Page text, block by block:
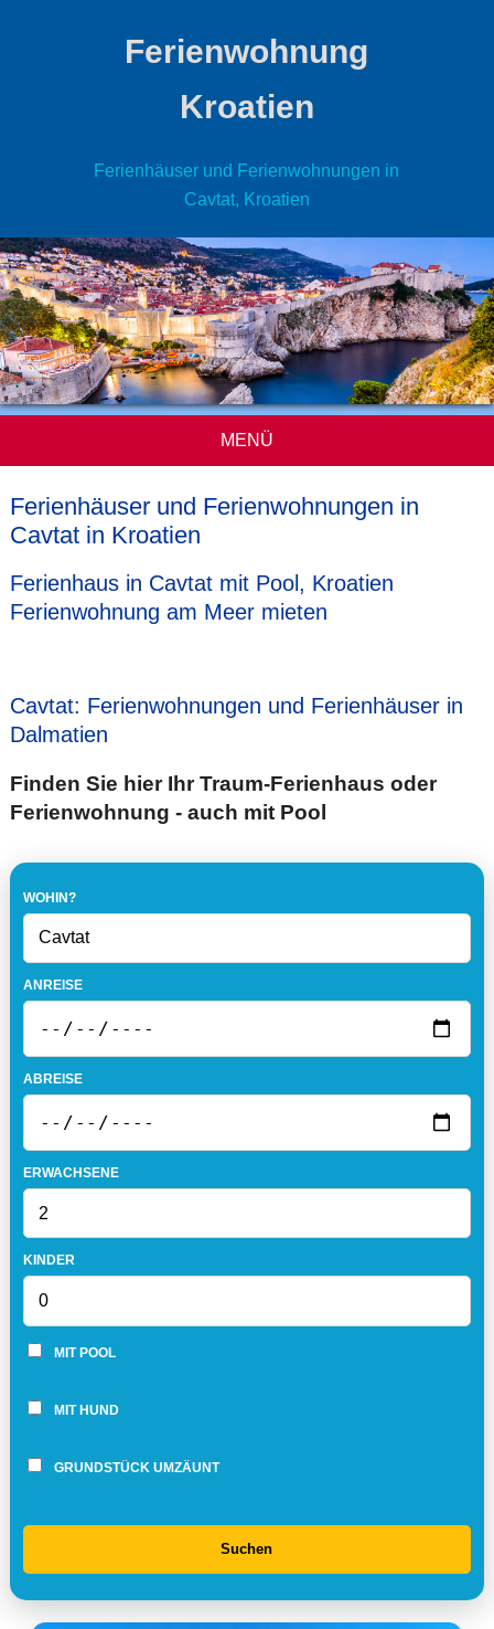
Ferienwohnung
Kroatien
Ferienhäuser und Ferienwohnungen in
Cavtat, Kroatien
MENÜ
Ferienhäuser und Ferienwohnungen in
Cavtat in Kroatien
Ferienhaus in Cavtat mit Pool, Kroatien
Ferienwohnung am Meer mieten
Cavtat: Ferienwohnungen und Ferienhäuser in
Dalmatien
Finden Sie hier Ihr Traum-Ferienhaus oder
Ferienwohnung - auch mit Pool
WOHIN?
ANREISE
ABREISE
ERWACHSENE
KINDER
MIT POOL
MIT HUND
GRUNDSTÜCK UMZÄUNT
Suchen